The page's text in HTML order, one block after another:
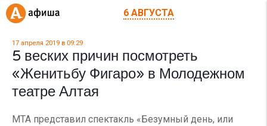
6 АВГУСТА
17 апреля 2019 в 09:29
5 веских причин посмотреть
«Женитьбу Фигаро» в Молодежном
театре Алтая
МТА представил спектакль «Безумный день, или